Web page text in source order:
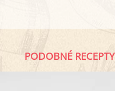
PODOBNÉ RECEPTY